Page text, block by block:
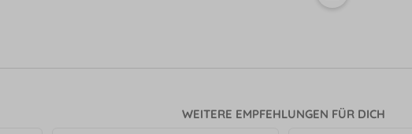
WEITERE EMPFEHLUNGEN FÜR DICH